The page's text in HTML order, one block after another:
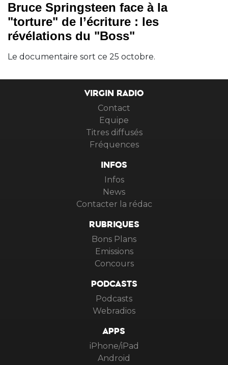
Bruce Springsteen face à la
"torture" de l’écriture : les
révélations du "Boss"
Le documentaire sort ce 25 octobre.
VIRGIN RADIO
Contact
Equipe
Titres diffusés
Fréquences
INFOS
Infos
News
Contacter la rédac
RUBRIQUES
Bons Plans
Emissions
Concours
PODCASTS
Podcasts
Webradios
APPS
iPhone/iPad
Android